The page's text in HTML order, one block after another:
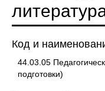
Код и
44.03.05
подготовки)